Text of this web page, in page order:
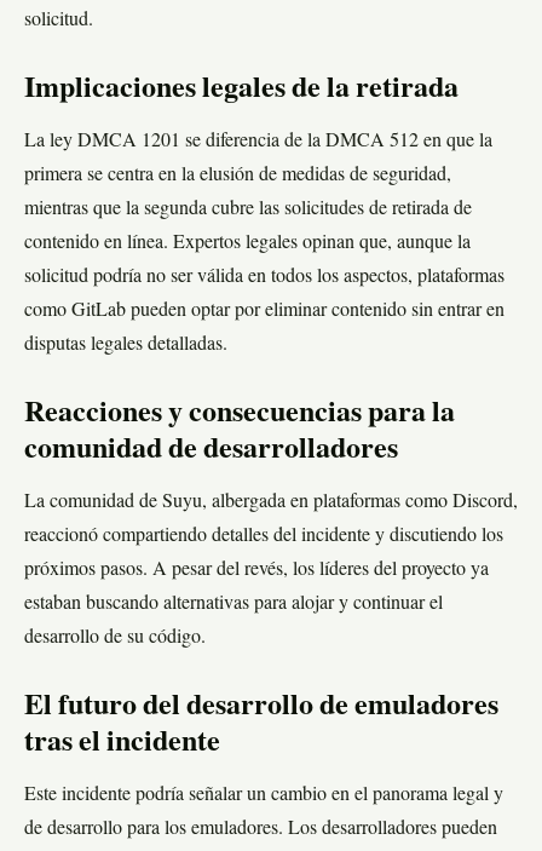
solicitud.
Implicaciones legales de la retirada
La ley DMCA 1201 se diferencia de la DMCA 512 en que la
primera se centra en la elusión de medidas de seguridad,
mientras que la segunda cubre las solicitudes de retirada de
contenido en línea. Expertos legales opinan que, aunque la
solicitud podría no ser válida en todos los aspectos, plataformas
como GitLab pueden optar por eliminar contenido sin entrar en
disputas legales detalladas.
Reacciones y consecuencias para la
comunidad de desarrolladores
La comunidad de Suyu, albergada en plataformas como Discord,
reaccionó compartiendo detalles del incidente y discutiendo los
próximos pasos. A pesar del revés, los líderes del proyecto ya
estaban buscando alternativas para alojar y continuar el
desarrollo de su código.
El futuro del desarrollo de emuladores
tras el incidente
Este incidente podría señalar un cambio en el panorama legal y
de desarrollo para los emuladores. Los desarrolladores pueden